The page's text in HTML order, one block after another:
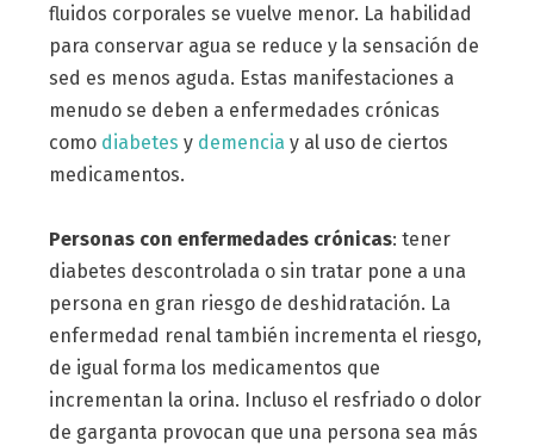
fluidos corporales se vuelve menor. La habilidad
para conservar agua se reduce y la sensación de
sed es menos aguda. Estas manifestaciones a
menudo se deben a enfermedades crónicas
como diabetes y demencia y al uso de ciertos
medicamentos.
Personas con enfermedades crónicas: tener
diabetes descontrolada o sin tratar pone a una
persona en gran riesgo de deshidratación. La
enfermedad renal también incrementa el riesgo,
de igual forma los medicamentos que
incrementan la orina. Incluso el resfriado o dolor
de garganta provocan que una persona sea más